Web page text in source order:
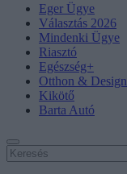
Eger Ügye
Választás 2026
Mindenki Ügye
Riasztó
Egészség+
Otthon & Design
Kikötő
Barta Autó